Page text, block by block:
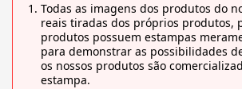
Todas as imagens dos produtos do
reais tiradas dos próprios produtos,
produtos possuem estampas
para demonstrar as possibilidades
os nossos produtos são
estampa.